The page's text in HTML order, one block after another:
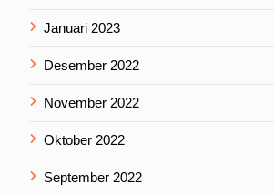
Januari 2023
Desember 2022
November 2022
Oktober 2022
September 2022